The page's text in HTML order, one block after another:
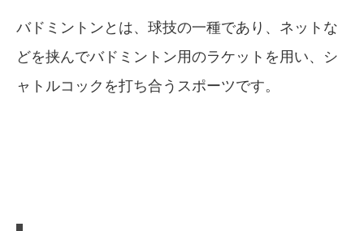
バドミントンとは、球技の一種であり、ネットな
どを挟んでバドミントン用のラケットを用い、シ
ャトルコックを打ち合うスポーツです。